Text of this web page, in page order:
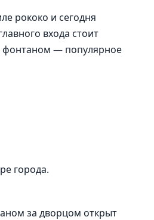
рококо и сегодня
входа стоит
фонтаном — популярное
города.
за дворцом открыт